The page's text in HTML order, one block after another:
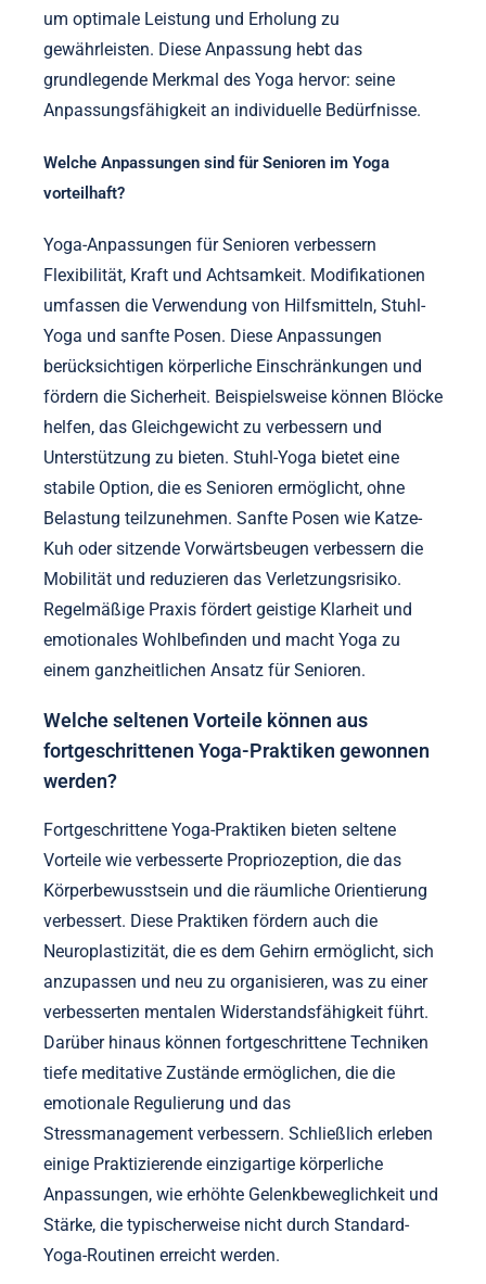
um optimale Leistung und Erholung zu
gewährleisten. Diese Anpassung hebt das
grundlegende Merkmal des Yoga hervor: seine
Anpassungsfähigkeit an individuelle Bedürfnisse.
Welche Anpassungen sind für Senioren im Yoga
vorteilhaft?
Yoga-Anpassungen für Senioren verbessern
Flexibilität, Kraft und Achtsamkeit. Modifikationen
umfassen die Verwendung von Hilfsmitteln, Stuhl-
Yoga und sanfte Posen. Diese Anpassungen
berücksichtigen körperliche Einschränkungen und
fördern die Sicherheit. Beispielsweise können Blöcke
helfen, das Gleichgewicht zu verbessern und
Unterstützung zu bieten. Stuhl-Yoga bietet eine
stabile Option, die es Senioren ermöglicht, ohne
Belastung teilzunehmen. Sanfte Posen wie Katze-
Kuh oder sitzende Vorwärtsbeugen verbessern die
Mobilität und reduzieren das Verletzungsrisiko.
Regelmäßige Praxis fördert geistige Klarheit und
emotionales Wohlbefinden und macht Yoga zu
einem ganzheitlichen Ansatz für Senioren.
Welche seltenen Vorteile können aus
fortgeschrittenen Yoga-Praktiken gewonnen
werden?
Fortgeschrittene Yoga-Praktiken bieten seltene
Vorteile wie verbesserte Propriozeption, die das
Körperbewusstsein und die räumliche Orientierung
verbessert. Diese Praktiken fördern auch die
Neuroplastizität, die es dem Gehirn ermöglicht, sich
anzupassen und neu zu organisieren, was zu einer
verbesserten mentalen Widerstandsfähigkeit führt.
Darüber hinaus können fortgeschrittene Techniken
tiefe meditative Zustände ermöglichen, die die
emotionale Regulierung und das
Stressmanagement verbessern. Schließlich erleben
einige Praktizierende einzigartige körperliche
Anpassungen, wie erhöhte Gelenkbeweglichkeit und
Stärke, die typischerweise nicht durch Standard-
Yoga-Routinen erreicht werden.